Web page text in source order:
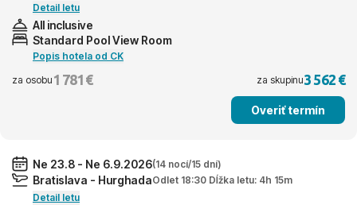
Detail letu
All inclusive
Standard Pool View Room
Popis hotela od CK
za osobu 1 781 € za skupinu3 562 €
Overiť termín
Ne 23.8 - Ne 6.9.2026(14 nocí/15 dní)
Bratislava - HurghadaOdlet 18:30 Dĺžka letu: 4h 15m
Detail letu